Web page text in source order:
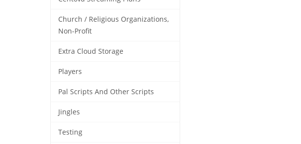
Church / Religious Organizations,
Non-Profit
Extra Cloud Storage
Players
Pal Scripts And Other Scripts
Jingles
Testing